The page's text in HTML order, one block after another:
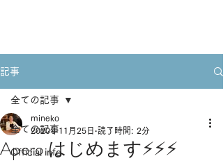
記事
全ての記事
Official info
全ての記事
Apero はじめます⚡️⚡️⚡️
mineko
2020年11月25日 読了時間: 2分